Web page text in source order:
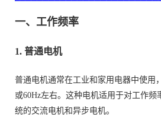
一、工作频率
1. 普通电机
普通电机通常在工业和家用电器中使用
或60Hz左右。这种电机适用于对工作
统的交流电机和异步电机。